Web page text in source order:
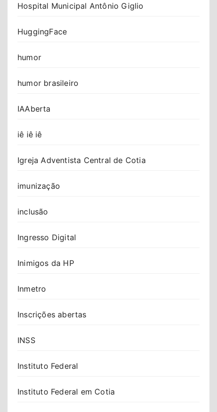
Hospital Municipal Antônio Giglio
HuggingFace
humor
humor brasileiro
IAAberta
iê iê iê
Igreja Adventista Central de Cotia
imunização
inclusão
Ingresso Digital
Inimigos da HP
Inmetro
Inscrições abertas
INSS
Instituto Federal
Instituto Federal em Cotia